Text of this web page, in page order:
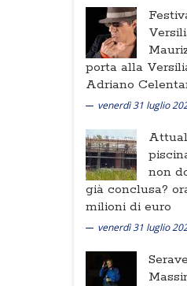
porta alla
Adriano
venerdì 31 luglio
non
già conclusa?
milioni di euro
venerdì 31 luglio